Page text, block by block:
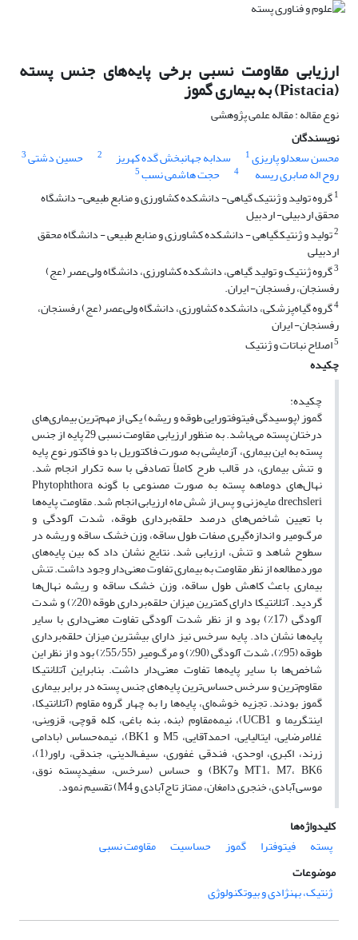
ارزیابی مقاومت نسبی برخی پایه‌های جنس پسته
(Pistacia) به بیماری گموز
نوع مقاله : مقاله علمی پژوهشی
نویسندگان
محسن سعدلو پاریزی1 سدابه جهانبخش گده کهریز 2 حسین دشتی3
روح اله صابری ریسه 4 حجت هاشمی نسب5
1گروه تولید و ژنتیک گیاهی- دانشکده کشاورزی و منابع طبیعی- دانشگاه
محقق اردبیلی- اردبیل
2تولید و ژنتیکگیاهی - دانشکده کشاورزی و منابع طبیعی - دانشگاه محقق
اردبیلی
3گروه ژنتیک و تولید گیاهی، دانشکده کشاورزی، دانشگاه ولی‌عصر (عج)
رفسنجان، رفسنجان- ایران.
4گروه گیاه‌پزشکی، دانشکده کشاورزی، دانشگاه ولی‌عصر (عج) رفسنجان،
رفسنجان- ایران
5اصلاح نباتات و ژنتیک
چکیده
چکیده:
گموز (پوسیدگی فیتوفتورایی طوقه و ریشه) یکی از مهم‌ترین بیماری‌های
درختان پسته می‌باشد. به منظور ارزیابی مقاومت نسبی 29 پایه از جنس
پسته به این بیماری، آزمایشی به ‌صورت فاکتوریل با دو فاکتور نوع پایه
و تنش بیماری، در قالب طرح کاملاً تصادفی با سه تکرار انجام شد.
نهال‌های دوماهه پسته به صورت مصنوعی با گونه Phytophthora
drechsleri مایه‌زنی و پس از شش ماه ارزیابی انجام شد. مقاومت پایه‌ها
با تعیین شاخص‌های درصد حلقه‌برداری طوقه، شدت آلودگی و
مرگ‌ومیر و اندازه‌گیری صفات طول ساقه، وزن خشک ساقه و ریشه در
سطوح شاهد و تنش، ارزیابی شد. نتایج نشان داد که بین پایه‌های
موردمطالعه از نظر مقاومت به بیماری تفاوت معنی‌دار وجود داشت. تنش
بیماری باعث کاهش طول ساقه، وزن خشک ساقه و ریشه نهال‌ها
گردید. آتلانتیکا دارای کمترین میزان حلقه‌برداری طوقه (20٪) و شدت
آلودگی (17٪) بود و از نظر شدت آلودگی تفاوت معنی‌داری با سایر
پایه‌ها نشان داد. پایه سرخس نیز دارای بیشترین میزان حلقه‌برداری
طوقه (95٪)، شدت آلودگی (90٪) و مرگ‌ومیر (55/55٪) بود و از نظر این
شاخص‌ها با سایر پایه‌ها تفاوت معنی‌دار داشت. بنابراین آتلانتیکا
مقاوم‌ترین و سرخس حساس‌ترین پایه‌های جنس پسته در برابر بیماری
گموز بودند. تجزیه خوشه‌ای، پایه‌ها را به چهار گروه مقاوم (آتلانتیکا،
اینتگریما و UCB1)، نیمه‌مقاوم (بنه، بنه باغی، کله قوچی، قزوینی،
غلامرضایی، ایتالیایی، احمدآقایی، M5 و BK1)، نیمه‌حساس (بادامی
زرند، اکبری، اوحدی، فندقی غفوری، سیف‌الدینی، جندقی، راور(1)،
MT1، M7، BK6 وBK7) و حساس (سرخس، سفیدپسته نوق،
موسی‌آبادی، خنجری دامغان، ممتاز تاج‌آبادی و M4) تقسیم نمود.
کلیدواژه‌ها
پسته
فیتوفترا گموز حساسیت
مقاومت نسبی
موضوعات
ژنتیک، بهنژادی و بیوتکنولوژی